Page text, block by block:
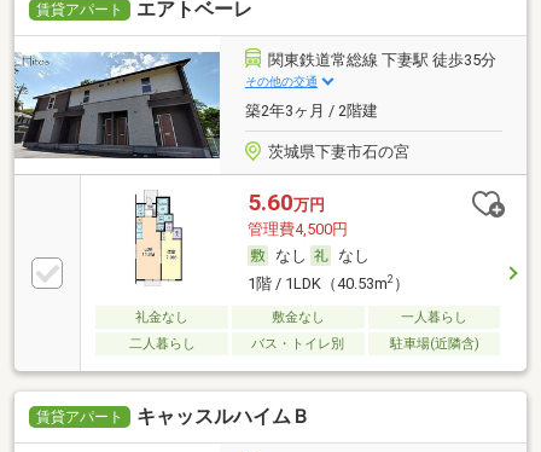
賃貸アパート エアトベーレ
関東鉄道常総線 下妻駅 徒歩35分
その他の交通
築2年3ヶ月 / 2階建
茨城県下妻市石の宮
5.60万円
管理費4,500円
なし
なし
1階 / 1LDK（40.53m2）
礼金なし 敷金なし
一人暮らし
二人暮らし
バス・トイレ別 駐車場(近隣含)
賃貸アパート キャッスルハイムＢ